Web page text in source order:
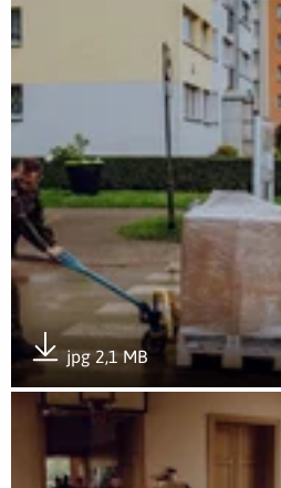
Otwórz załącznik Wojsko wciąż
jpg 2,1 MB
Otwórz załącznik Wojsko wciąż